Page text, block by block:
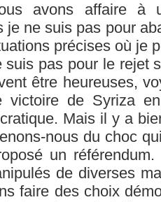
avons affaire à
je ne suis pas pour
précises où je
pas pour le rejet
être heureuses,
victoire de Syriza
Mais il y a
nous du choc
un
de diverses
faire des choix